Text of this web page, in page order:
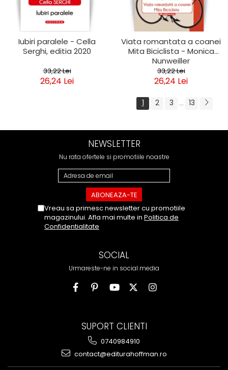
Iubiri paralele - Cella
Serghi, editia 2020
33,22 Lei
26,24 Lei
Viata romantata a coanei
Mita Biciclista - Monica
Nunweiller
33,22 Lei
26,24 Lei
1 2 3 ... 13
NEWSLETTER
Nu rata ofertele si promotiile noastre
Vreau sa primesc newsletter cu promotiile
magazinului. Afla mai multe in Politica de
Confidentialitate
SOCIAL
Urmareste-ne in social media
SUPORT CLIENTI
0740984910
contact@editurahoffman.ro